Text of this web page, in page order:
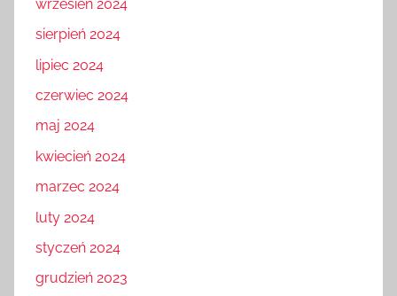
wrzesień 2024
sierpień 2024
lipiec 2024
czerwiec 2024
maj 2024
kwiecień 2024
marzec 2024
luty 2024
styczeń 2024
grudzień 2023